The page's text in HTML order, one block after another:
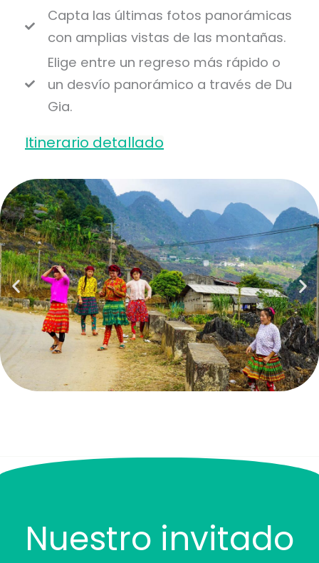
Capta las últimas fotos panorámicas
con amplias vistas de las montañas.
Elige entre un regreso más rápido o
un desvío panorámico a través de Du
Gia.
Itinerario detallado
Nuestro invitado